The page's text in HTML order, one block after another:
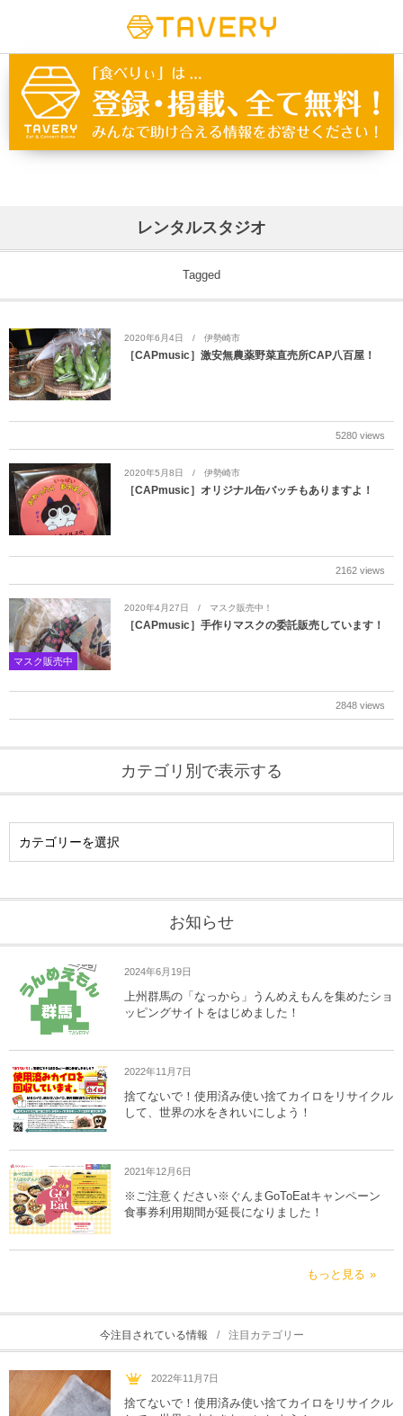
レンタルスタジオ
Tagged
2020年6月4日 伊勢崎市
［CAPmusic］激安無農薬野菜直売所CAP八百屋！
5280 views
2020年5月8日 伊勢崎市
［CAPmusic］オリジナル缶バッチもありますよ！
2162 views
マスク販売中
2020年4月27日 マスク販売中！
［CAPmusic］手作りマスクの委託販売しています！
2848 views
カテゴリ別で表示する
お知らせ
2024年6月19日
上州群馬の「なっから」うんめえもんを集めたショ
ッピングサイトをはじめました！
2022年11月7日
捨てないで！使用済み使い捨てカイロをリサイクル
して、世界の水をきれいにしよう！
2021年12月6日
※ご注意ください※ぐんまGoToEatキャンペーン
食事券利用期間が延長になりました！
もっと見る
今注目されている情報 注目カテゴリー
2022年11月7日
捨てないで！使用済み使い捨てカイロをリサイクル